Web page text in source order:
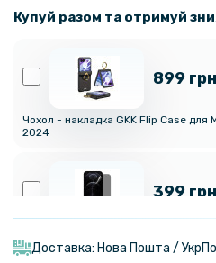
Купуй разом та отримуй
899 грн
Чохол - накладка GKK Flip Case
2024
399 грн
(Антишпигун)
Доставка: Нова Пошта /